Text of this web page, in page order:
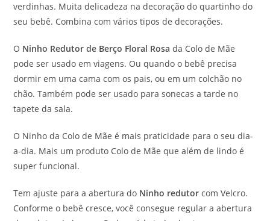
verdinhas. Muita delicadeza na decoração do quartinho do
seu bebê. Combina com vários tipos de decorações.
O Ninho Redutor de Berço Floral Rosa da Colo de Mãe
pode ser usado em viagens. Ou quando o bebê precisa
dormir em uma cama com os pais, ou em um colchão no
chão. Também pode ser usado para sonecas a tarde no
tapete da sala.
O Ninho da Colo de Mãe é mais praticidade para o seu dia-
a-dia. Mais um produto Colo de Mãe que além de lindo é
super funcional.
Tem ajuste para a abertura do Ninho redutor com Velcro.
Conforme o bebê cresce, você consegue regular a abertura